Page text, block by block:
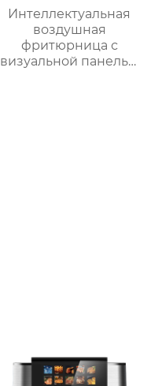
Интеллектуальная
воздушная
фритюрница с
визуальной панелью